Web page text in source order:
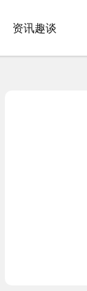
资讯趣谈